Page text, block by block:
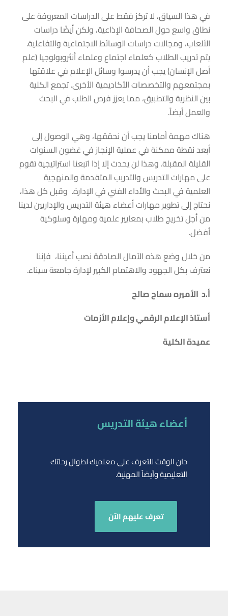
في هذا السياق، لا تركز فقط على الدراسات المعروفة على
نطاق واسع حول الصحافة الإذاعية، ولكن أيضًا دراسات
الألعاب، ومجالات دراسات الوسائط الاجتماعية والتفاعلية.
يتم تدريب الطلاب كعلماء اجتماع وعلماء أنثروبولوجيا (علم
أصل الإنسان) يجب أن يدرسوا وسائل الإعلام في علاقتها
بمجتمعهم والتخصصات الأكاديمية الأخرى. تجمع الكلية
بين النظرية والتطبيق، مما يعزز فرص الطلب في البحث
والعمل أيضاً.
هناك مهمة أمامنا يجب أن نحققها، وهي الوصول إلى
أبعد نقطة ممكنة في عملية الإنجاز في غضون السنوات
القليلة المقبلة. وهذا لن يحدث إلا إذا اتبعنا استراتيجية تقوم
على مهارات التدريس والتدريب المتقدمة والمنهجية
العلمية في البحث والأداء الفني في الإدارة. وقبل كل هذا،
نحتاج إلى تطوير مهارات أعضاء هيئة التدريس والإداريين لدينا
من أجل تخريج طلاب بمعايير علمية ومهارة وسلوكية
أفضل.
من خلال وضع هذه الآمال الصادقة نصب أعيننا، فإننا
نعترف بكل الجهود والاهتمام الكبير لإدارة جامعة سيناء.
أ.د الأميره سماح صالح
أستاذ الإعلام الرقمي وإعلام الأزمات
عميدة الكلية
أعضاء هيئة التدريس
حان الوقت للتعرف على معلميك لطوال رحلتك
التعليمية وأيضاً المهنية.
تعرف عليهم الآن